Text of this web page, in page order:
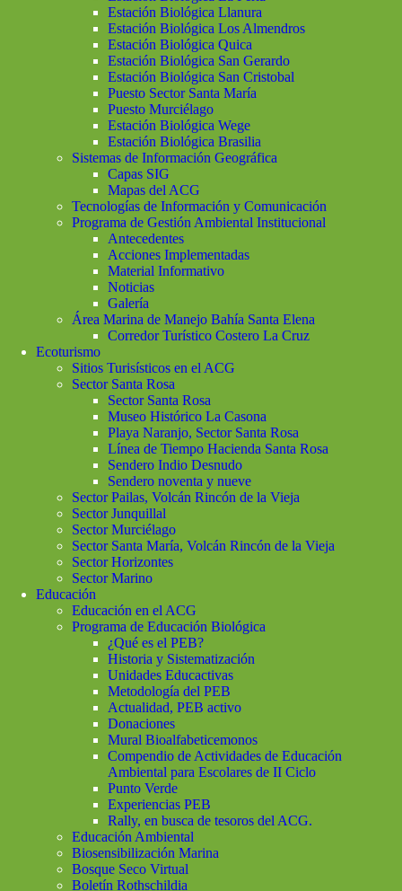
Estación Biológica Llanura
Estación Biológica Los Almendros
Estación Biológica Quica
Estación Biológica San Gerardo
Estación Biológica San Cristobal
Puesto Sector Santa María
Puesto Murciélago
Estación Biológica Wege
Estación Biológica Brasilia
Sistemas de Información Geográfica
Capas SIG
Mapas del ACG
Tecnologías de Información y Comunicación
Programa de Gestión Ambiental Institucional
Antecedentes
Acciones Implementadas
Material Informativo
Noticias
Galería
Área Marina de Manejo Bahía Santa Elena
Corredor Turístico Costero La Cruz
Ecoturismo
Sitios Turisísticos en el ACG
Sector Santa Rosa
Sector Santa Rosa
Museo Histórico La Casona
Playa Naranjo, Sector Santa Rosa
Línea de Tiempo Hacienda Santa Rosa
Sendero Indio Desnudo
Sendero noventa y nueve
Sector Pailas, Volcán Rincón de la Vieja
Sector Junquillal
Sector Murciélago
Sector Santa María, Volcán Rincón de la Vieja
Sector Horizontes
Sector Marino
Educación
Educación en el ACG
Programa de Educación Biológica
¿Qué es el PEB?
Historia y Sistematización
Unidades Educactivas
Metodología del PEB
Actualidad, PEB activo
Donaciones
Mural Bioalfabeticemonos
Compendio de Actividades de Educación
Ambiental para Escolares de II Ciclo
Punto Verde
Experiencias PEB
Rally, en busca de tesoros del ACG.
Educación Ambiental
Biosensibilización Marina
Bosque Seco Virtual
Boletín Rothschildia